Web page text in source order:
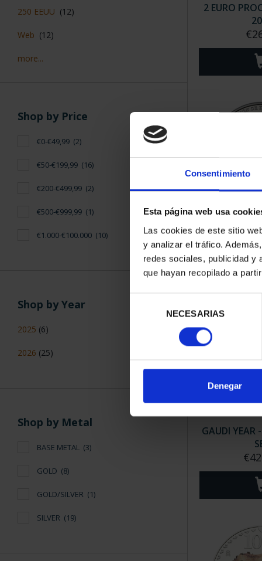
Consentimiento
Esta página web usa
Las cookies de este sitio
y analizar el tráfico.
redes sociales, publicidad y
que hayan recopilado a
consentimiento
NECESARIAS
Denegar
250 EEUU (12)
Web (12)
more...
Shop by Price
€0-€49,99 (2)
€50-€199,99 (16)
€200-€499,99 (2)
€500-€999,99 (1)
€1.000-€100.000 (10)
Shop by Year
2025 (6)
2026 (25)
Shop by Metal
BASE METAL (3)
GOLD (8)
GOLD/SILVER (1)
SILVER (19)
2 EURO
250TH USA
GAUDI YEAR